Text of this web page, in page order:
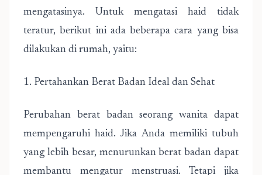
mengatasinya. Untuk mengatasi haid tidak
teratur, berikut ini ada beberapa cara yang bisa
dilakukan di rumah, yaitu:
1. Pertahankan Berat Badan Ideal dan Sehat
Perubahan berat badan seorang wanita dapat
mempengaruhi haid. Jika Anda memiliki tubuh
yang lebih besar, menurunkan berat badan dapat
membantu mengatur menstruasi. Tetapi jika